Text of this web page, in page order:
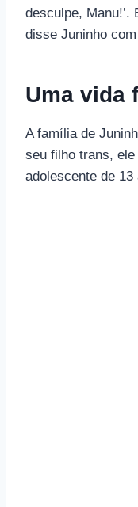
desculpe, Manu!’.
disse Juninho
Uma vida
A família de
seu filho trans,
adolescente de 13